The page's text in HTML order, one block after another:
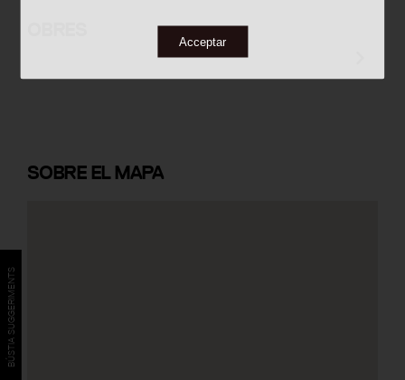
Acceptar
Cementiri Municipal de Berga
SOBREEL MAPA
BÚSTIA SUGGERIMENTS